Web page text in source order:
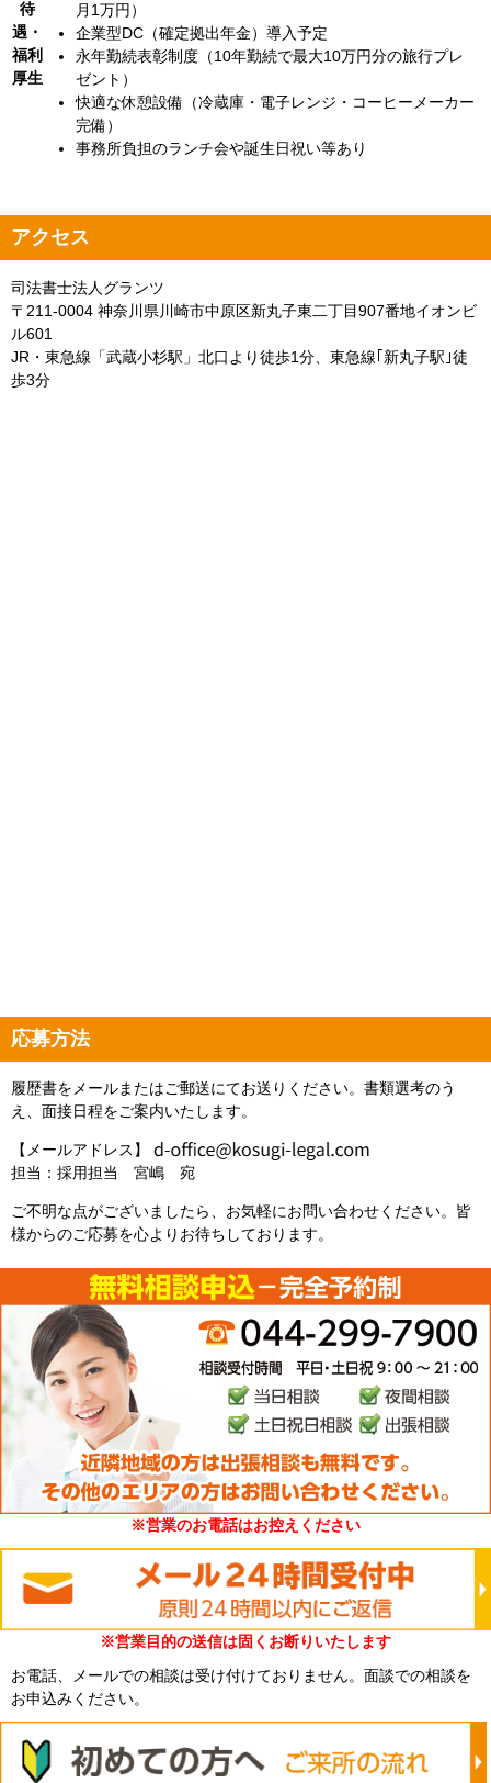
待
遇・
福利
厚生
月1万円）
企業型DC（確定拠出年金）導入予定
永年勤続表彰制度（10年勤続で最大10万円分の旅行プレ
ゼント）
快適な休憩設備（冷蔵庫・電子レンジ・コーヒーメーカー
完備）
事務所負担のランチ会や誕生日祝い等あり
アクセス
司法書士法人グランツ
〒211-0004 神奈川県川崎市中原区新丸子東二丁目907番地イオンビ
ル601
JR・東急線「武蔵小杉駅」北口より徒歩1分、東急線｢新丸子駅｣徒
歩3分
応募方法
履歴書をメールまたはご郵送にてお送りください。書類選考のう
え、面接日程をご案内いたします。
【メールアドレス】
担当：採用担当 宮嶋 宛
ご不明な点がございましたら、お気軽にお問い合わせください。皆
様からのご応募を心よりお待ちしております。
※営業のお電話はお控えください
※営業目的の送信は固くお断りいたします
お電話、メールでの相談は受け付けておりません。面談での相談を
お申込みください。